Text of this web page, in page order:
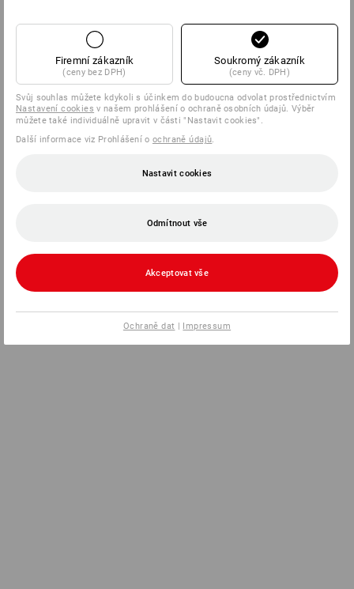
zpet
Firemní zákazník
(ceny bez DPH)
Soukromý zákazník
(ceny vč. DPH)
Svůj souhlas můžete kdykoli s účinkem do budoucna odvolat prostřednictvím
Nastavení cookies v našem prohlášení o ochraně osobních údajů. Výběr
můžete také individuálně upravit v části "Nastavit cookies".
Další informace viz Prohlášení o ochraně údajů.
Nastavit cookies
Odmítnout vše
Akceptovat vše
Ochraně dat | Impressum